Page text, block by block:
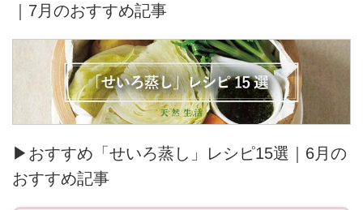
｜7月のおすすめ記事
▶おすすめ「せいろ蒸し」レシピ15選｜6月の
おすすめ記事